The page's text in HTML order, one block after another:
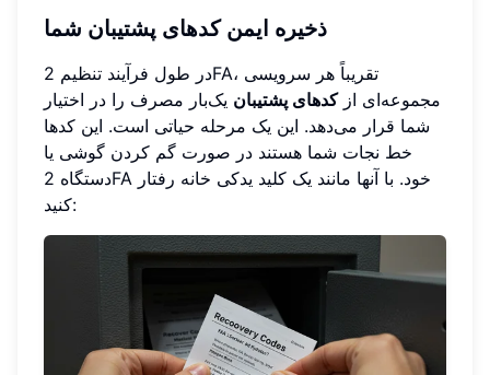
ذخیره ایمن کدهای پشتیبان شما
در طول فرآیند تنظیم 2FA، تقریباً هر سرویسی
مجموعه‌ای ازکدهای پشتیبان یک‌بار مصرف را در اختیار
شما قرار می‌دهد. این یک مرحله حیاتی است. این کدها
خط نجات شما هستند در صورت گم کردن گوشی یا
دستگاه 2FA خود. با آنها مانند یک کلید یدکی خانه رفتار
کنید: